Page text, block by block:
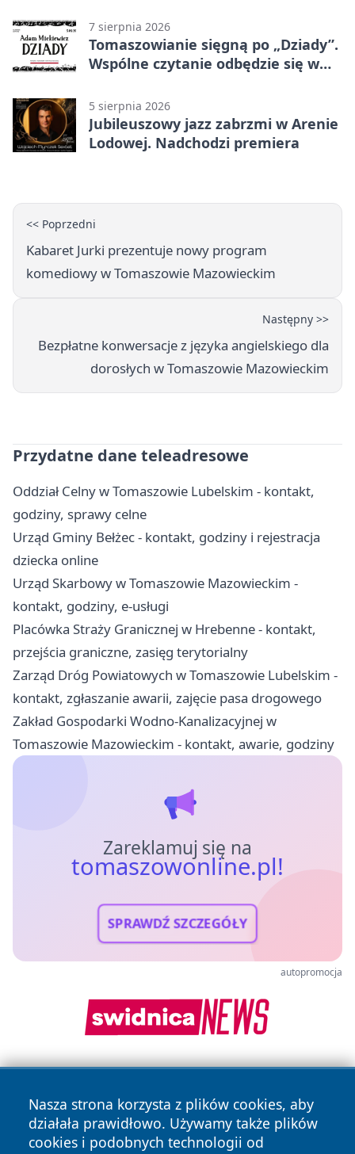
7 sierpnia 2026
Tomaszowianie sięgną po „Dziady”.
Wspólne czytanie odbędzie się w
5 sierpnia 2026
Jubileuszowy jazz zabrzmi w Arenie
Lodowej. Nadchodzi premiera
<< Poprzedni
Kabaret Jurki prezentuje nowy program
komediowy w Tomaszowie Mazowieckim
Następny >>
Bezpłatne konwersacje z języka angielskiego dla
dorosłych w Tomaszowie Mazowieckim
Przydatne dane teleadresowe
Oddział Celny w Tomaszowie Lubelskim - kontakt,
godziny, sprawy celne
Urząd Gminy Bełżec - kontakt, godziny i rejestracja
dziecka online
Urząd Skarbowy w Tomaszowie Mazowieckim -
kontakt, godziny, e-usługi
Placówka Straży Granicznej w Hrebenne - kontakt,
przejścia graniczne, zasięg terytorialny
Zarząd Dróg Powiatowych w Tomaszowie Lubelskim -
kontakt, zgłaszanie awarii, zajęcie pasa drogowego
Zakład Gospodarki Wodno-Kanalizacyjnej w
Tomaszowie Mazowieckim - kontakt, awarie, godziny
Zareklamuj się na
tomaszowonline.pl!
SPRAWDŹ SZCZEGÓŁY
autopromocja
Nasza strona korzysta z plików cookies, aby
działała prawidłowo. Używamy także plików
cookies i podobnych technologii od